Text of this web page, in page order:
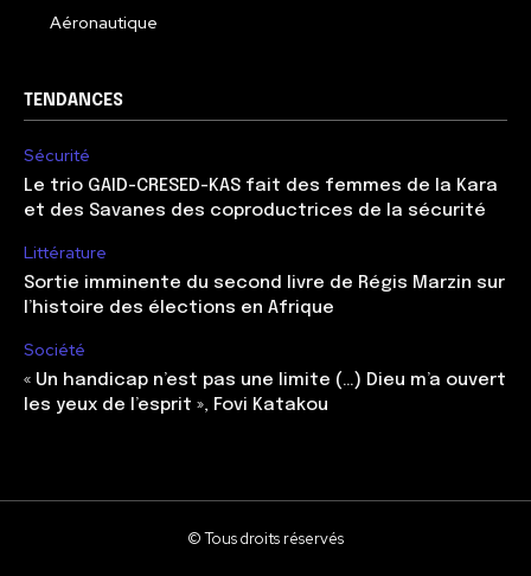
Aéronautique
TENDANCES
Sécurité
Le trio GAID-CRESED-KAS fait des femmes de la Kara
et des Savanes des coproductrices de la sécurité
Littérature
Sortie imminente du second livre de Régis Marzin sur
l’histoire des élections en Afrique
Société
« Un handicap n’est pas une limite (…) Dieu m’a ouvert
les yeux de l’esprit », Fovi Katakou
© Tous droits réservés